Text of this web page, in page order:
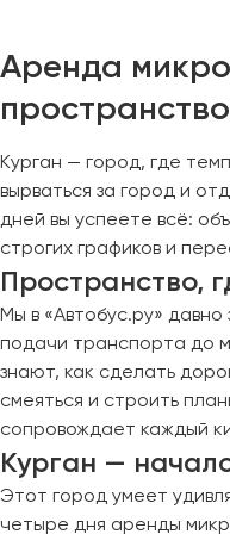
Аренда
Курган — город, где
вырваться за город и
дней вы успеете всё:
строгих графиков и
Пространство,
Мы в «Автобус.ру»
подачи транспорта до
знают, как сделать
смеяться и строить
сопровождает каждый
Курган —
Этот город умеет
четыре дня аренды